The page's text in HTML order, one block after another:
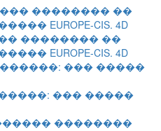
�������� ��
EUROPE-CIS. 4D
��� �����